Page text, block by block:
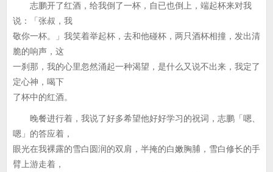
志鹏开了红酒，给我倒了一杯，自已也倒上，端起杯来对我
说：「张叔，我
敬你一杯。」我笑着举起杯，去和他碰杯，两只酒杯相撞，发出清
脆的响声，这
一刹那，我的心里忽然涌起一种渴望，是什么又说不出来，我定了
定心神，喝下
了杯中的红酒。
晚餐进行着，我说了好多希望他好好学习的祝词，志鹏「嗯、
嗯」的答应着，
眼光在我裸露的雪白圆润的双肩，半掩的白嫩胸脯，雪白修长的手
臂上游走着，